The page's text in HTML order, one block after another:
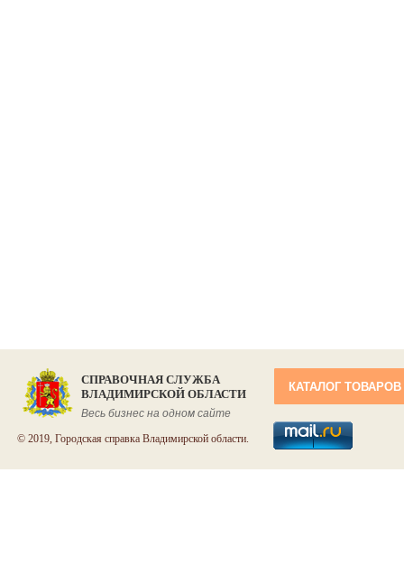
СПРАВОЧНАЯ СЛУЖБА
ВЛАДИМИРСКОЙ ОБЛАСТИ
Весь бизнес на одном сайте
КАТАЛОГ ТОВАРОВ
© 2019, Городская справка Владимирской области.